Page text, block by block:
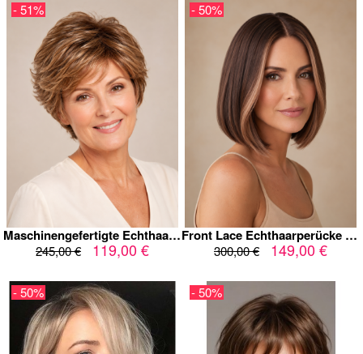
Maschinengefertigte Echthaarperücke Damen 100% Remy Echthaar – Stufiger Kurzhaarschnitt in Honigbraun mit Highlights, Voluminös & Natürlich
245,00 € 119,00 €
- 51%
Front Lace Echthaarperücke Damen 100% Remy Echthaar – Glatter Bob in Dunkelbraun mit Caramel Highlights, Mittelscheitel, Natürlicher Haaransatz
300,00 € 149,00 €
- 50%
- 50% - 50%